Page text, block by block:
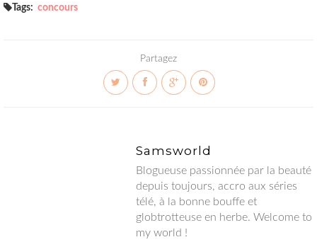
Tags: concours
Partagez
Blogueuse passionnée par la beauté depuis toujours, accro aux
séries télé, à la bonne bouffe et globtrotteuse en herbe.
•Instagram • Google+ • Hellocoton